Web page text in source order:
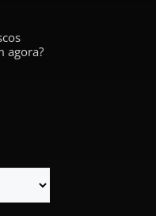
agora?